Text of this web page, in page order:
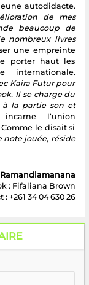
autodidacte.
de mes
beaucoup de
nombreux livres
une empreinte
porter haut les
internationale.
Kaira Futur pour
Il se charge du
à la partie son et
l’union
le disait si
note jouée, réside
: Fifaliana Brown
: +261 34 04 630 26